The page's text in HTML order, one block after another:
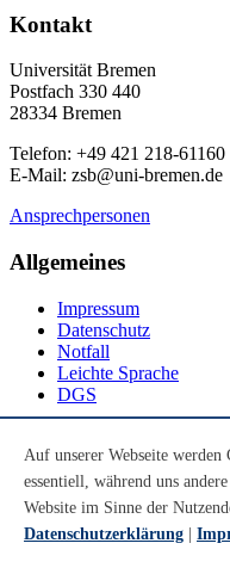
Kontakt
Universität Bremen
Postfach 330 440
28334 Bremen
Telefon: +49 421 218-61160
E-Mail: zsb@uni-bremen.de
Ansprechpersonen
Allgemeines
Impressum
Datenschutz
Notfall
Leichte Sprache
DGS
Youtube
Instagram
LinkedIn
Auf unserer Webseite
essentiell, während uns
Website im Sinne der
Datenschutzerklärung